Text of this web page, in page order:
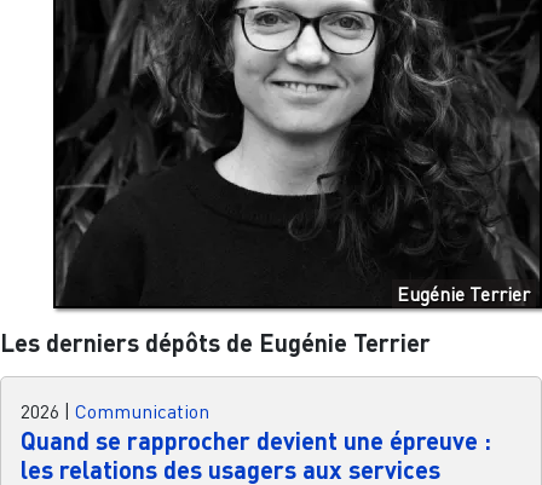
Eugénie Terrier
Les derniers dépôts de Eugénie Terrier
2026 Communication
Quand se rapprocher devient une épreuve :
les relations des usagers aux services